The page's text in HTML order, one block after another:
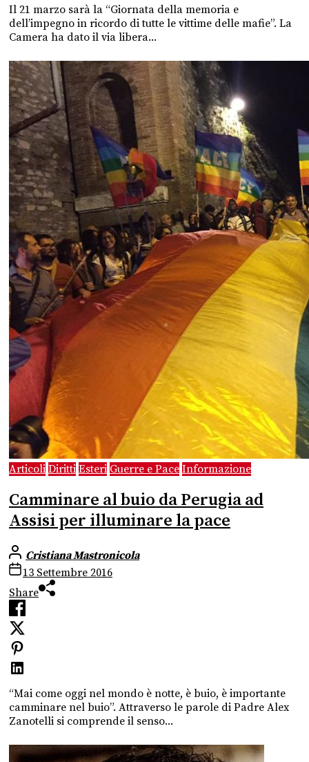
Il 21 marzo sarà la “Giornata della memoria e
dell’impegno in ricordo di tutte le vittime delle mafie”. La
Camera ha dato il via libera...
Articoli Diritti Esteri Guerre e Pace Informazione
Camminare al buio da Perugia ad
Assisi per illuminare la pace
Cristiana Mastronicola
13 Settembre 2016
Share
“Mai come oggi nel mondo è notte, è buio, è importante
camminare nel buio”. Attraverso le parole di Padre Alex
Zanotelli si comprende il senso...